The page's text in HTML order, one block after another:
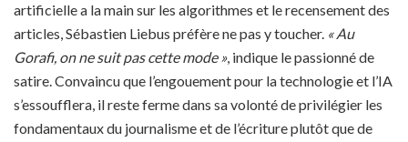
artificielle a la main sur les algorithmes et le recensement des
articles, Sébastien Liebus préfère ne pas y toucher. « Au
Gorafi, on ne suit pas cette mode », indique le passionné de
satire. Convaincu que l’engouement pour la technologie et l’IA
s’essoufflera, il reste ferme dans sa volonté de privilégier les
fondamentaux du journalisme et de l’écriture plutôt que de